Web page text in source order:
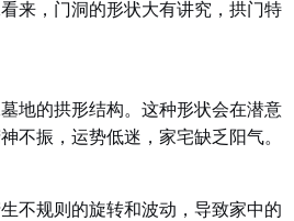
来，门洞的形状大有讲究，拱门特
地的拱形结构。这种形状会在潜意
不振，运势低迷，家宅缺乏阳气。
不规则的旋转和波动，导致家中的